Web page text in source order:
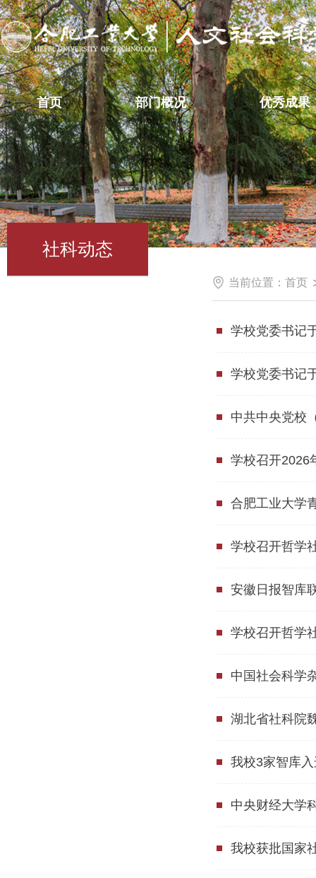
首页 部门概况 优秀成果
社科动态
当前位置： 首页
学校党委书记
学校党委书记
中共中央党校
学校召开2026
合肥工业大学
学校召开哲学
安徽日报智库
学校召开哲学
中国社会科学
湖北省社科院
我校3家智库
中央财经大学
我校获批国家